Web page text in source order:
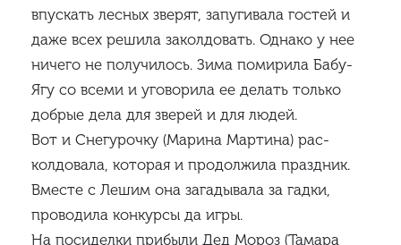
впускать лесных зверят, запугивала гостей и
даже всех решила заколдовать. Однако у нее
ничего не получилось. Зима помирила Бабу-
Ягу со всеми и уговорила ее делать только
добрые дела для зверей и для людей.
Вот и Снегурочку (Марина Мартина) рас­
колдовала, которая и продолжила праздник.
Вместе с Лешим она загадывала за­ гадки,
проводила конкурсы да игры.
На посиделки прибыли Дед Мороз (Тамара